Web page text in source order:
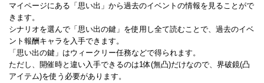
マイページにある「思い出」から過去のイベントの情報を見ることがで
きます。
シナリオを選んで「思い出の鍵」を使用し全て読むことで、過去のイベ
ント報酬キャラを入手できます。
「思い出の鍵」はウィークリー任務などで得られます。
ただし、開催時と違い入手できるのは1体(無凸)だけなので、界破鏡(凸
アイテム)を使う必要があります。